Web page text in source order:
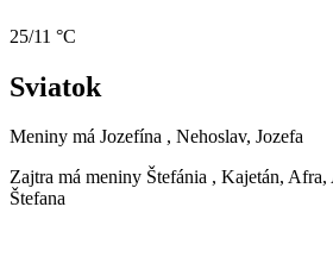
25/11 °C
Sviatok
Meniny má Jozefína , Nehoslav, Jozefa
Zajtra má meniny Štefánia , Kajetán, Afra,
Štefana